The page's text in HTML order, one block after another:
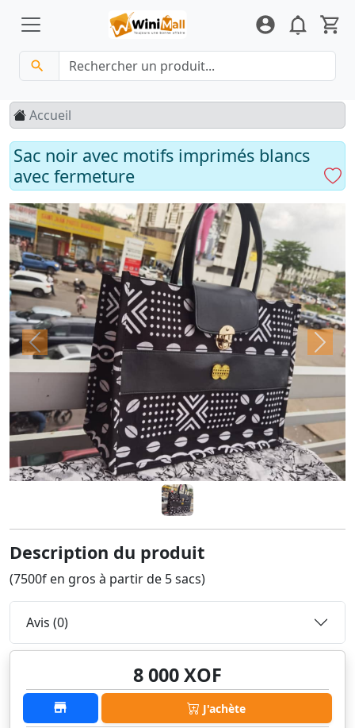
Accueil
Sac noir avec motifs imprimés blancs
avec fermeture
Previous Next
Description du produit
(7500f en gros à partir de 5 sacs)
Avis (0)
8 000 XOF
J'achète